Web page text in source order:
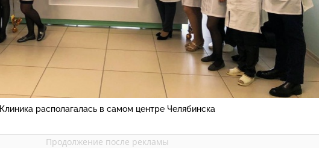
Клиника располагалась в самом центре Челябинска